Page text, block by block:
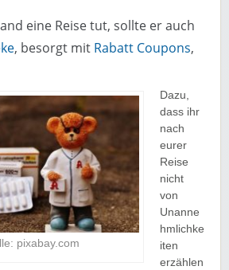
eine Reise tut, sollte er auch
, besorgt mit Rabatt Coupons,
pixabay.com
Dazu,
dass ihr
nach
eurer
Reise
nicht
von
Unanne
hmlichke
iten
erzählen